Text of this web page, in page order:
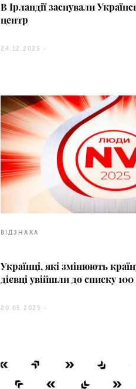
В Ірландії заснували
центр
24.12.2025 -
ВІДЗНАКА
Українці, які змінюють
дієвці увійшли до списку
20.05.2025 -